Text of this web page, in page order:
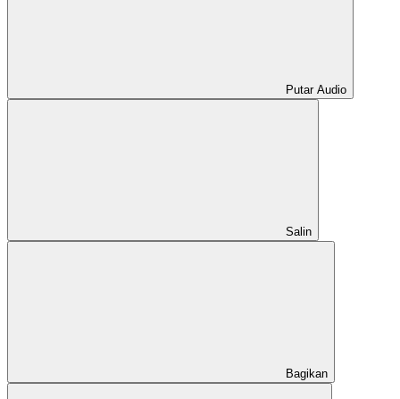
Putar Audio
Salin
Bagikan